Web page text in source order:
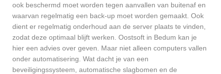
ook beschermd moet worden tegen aanvallen van buitenaf en
waarvan regelmatig een back-up moet worden gemaakt. Ook
dient er regelmatig onderhoud aan de server plaats te vinden,
zodat deze optimaal blijft werken. Oostsoft in Bedum kan je
hier een advies over geven. Maar niet alleen computers vallen
onder automatisering. Wat dacht je van een
beveiligingssysteem, automatische slagbomen en de